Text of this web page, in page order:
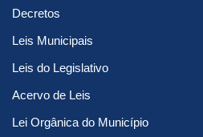
Decretos
Leis Municipais
Leis do Legislativo
Acervo de Leis
Lei Orgânica do Município